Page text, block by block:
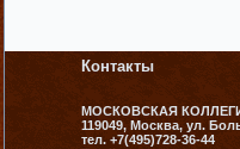
Контакты
МОСКОВСКАЯ
119049, Москва, ул.
тел. +7(495)728-36-44